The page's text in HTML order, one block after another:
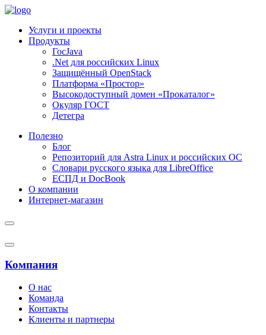
Услуги и проекты
Продукты
ГосJava
.Net для российских Linux
Защищённый OpenStack
Платформа «Простор»
Высокодоступный домен «Прокаталог»
Окуляр ГОСТ
Детегра
Полезно
Блог
Репозиторий для Astra Linux и российских ОС
Словари русского языка для LibreOffice
ЕСПД и DocBook
О компании
Интернет-магазин
Компания
О нас
Команда
Контакты
Клиенты и партнеры